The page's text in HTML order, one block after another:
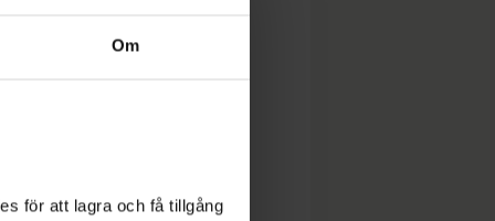
Om
för att lagra och få tillgång